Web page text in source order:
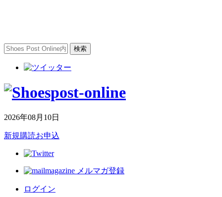
2026年08月10日
新規購読お申込
メルマガ登録
ログイン